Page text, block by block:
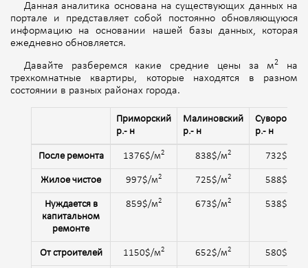
Данная аналитика основана на существующих данных на
портале и представляет собой постоянно обновляющуюся
информацию на основании нашей базы данных, которая
ежедневно обновляется.
Давайте разберемся какие средние цены за м2
на
трехкомнатные квартиры, которые находятся в разном
состоянии в разных районах города.
Приморский
р.- н
Малиновский
р.- н
р.- н
После ремонта 1376$/м2 838$/м2 732$/м
Жилое чистое 997$/м2 725$/м2 588$/м
Нуждается в
капитальном
ремонте
859$/м2 673$/м2 538$/м
От строителей 1150$/м2 652$/м2 580$/м